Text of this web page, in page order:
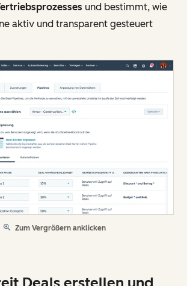
und bestimmt, wie
aktiv und transparent gesteuert
Zum Vergrößern anklicken